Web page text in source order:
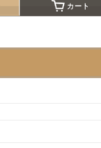
カート